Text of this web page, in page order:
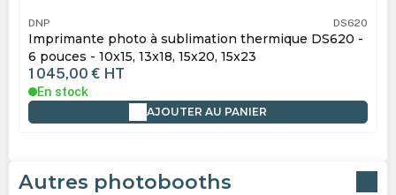
DNP DS620
Imprimante photo à sublimation thermique DS620 -
6 pouces - 10x15, 13x18, 15x20, 15x23
1 045,00 € HT
En stock
AJOUTER AU PANIER
Autres photobooths